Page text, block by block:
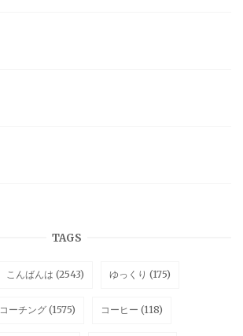
TAGS
こんばんは (2543) ゆっくり (175)
コーチング (1575) コーヒー (118)